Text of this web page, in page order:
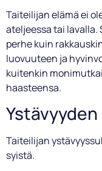
Taiteilijan elämä ei
ateljeessa tai
perhe kuin
luovuuteen ja
kuitenkin
haasteensa.
Taiteilijan
syistä.